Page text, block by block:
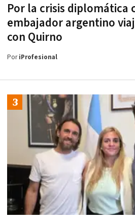
Por la crisis diplomática
embajador argentino
con Quirno
PoriProfesional